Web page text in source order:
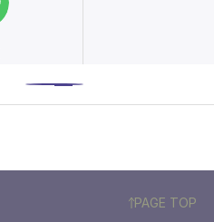
PAGE TOP